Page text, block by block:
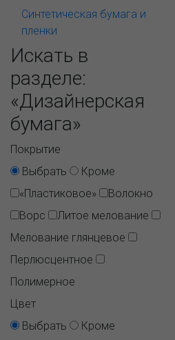
Синтетическая бумага и
пленки
Искать в
разделе:
«Дизайнерская
бумага»
Покрытие
Выбрать
Кроме
«Пластиковое»
Волокно
Ворс
Литое мелование
Мелование глянцевое
Перлюсцентное
Полимерное
Цвет
Выбрать
Кроме